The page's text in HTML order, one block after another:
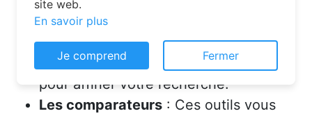
de France proposent une large liste de
chambres d’hôtes. Vous pouvez filtrer
par localisation, équipements et prix
pour affiner votre recherche.
Les comparateurs : Ces outils vous
Consentement aux cookies
Ce site web utilise des cookies pour vous
permettre d'avoir une expérience de